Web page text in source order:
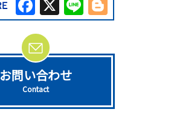
お問い合わせ
Contact